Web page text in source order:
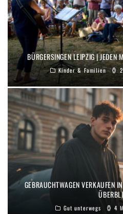
BÜRGERSINGEN LEIPZIG | JEDEN
Kinder & Familien 2
GEBRAUCHTWAGEN VERKAUFEN
Gut unterwegs 4